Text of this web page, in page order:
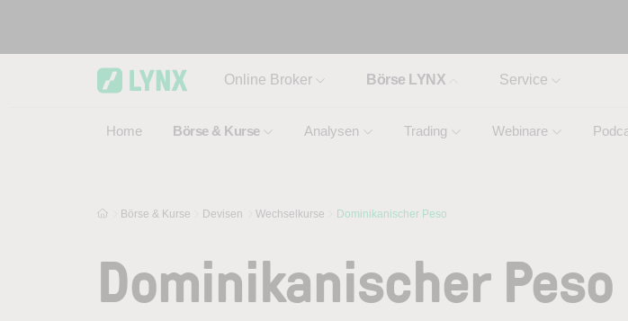
Online Broker Börse LYNX
Home Börse & Kurse Analysen Trading Webinare
Service
Börse & Kurse Devisen Wechselkurse Dominikanischer Peso
Dominikanischer Peso